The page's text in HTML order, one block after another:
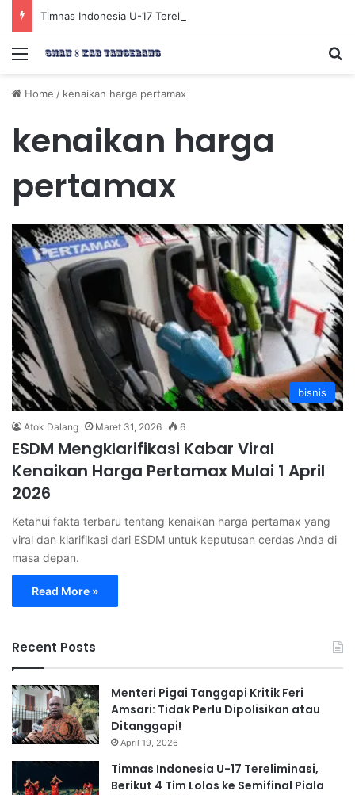
Menu
Home / kenaikan harga pertamax
kenaikan harga
pertamax
bisnis
Atok Dalang Maret 31, 2026 6
ESDM Mengklarifikasi Kabar Viral
Kenaikan Harga Pertamax Mulai 1 April
2026
Ketahui fakta terbaru tentang kenaikan harga pertamax yang
viral dan klarifikasi dari ESDM untuk keputusan cerdas Anda di
masa depan.
Read More »
Recent Posts
Menteri Pigai Tanggapi Kritik Feri
Amsari: Tidak Perlu Dipolisikan atau
Ditanggapi!
April 19, 2026
Timnas Indonesia U-17 Tereliminasi,
Berikut 4 Tim Lolos ke Semifinal Piala